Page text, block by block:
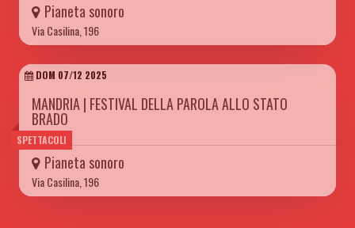
Pianeta sonoro
Via Casilina, 196
SPETTACOLI
DOM 07/12 2025
MANDRIA | FESTIVAL DELLA PAROLA ALLO STATO
BRADO
Pianeta sonoro
Via Casilina, 196